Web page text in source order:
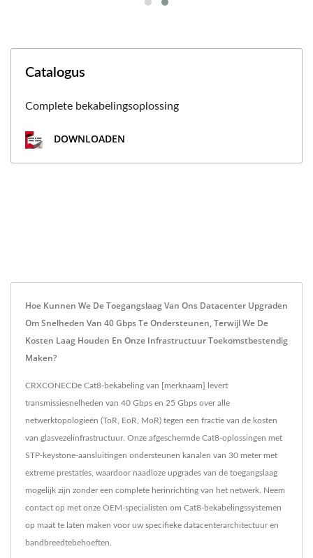
Catalogus
Complete bekabelingsoplossing
DOWNLOADEN
Hoe Kunnen We De Toegangslaag Van Ons Datacenter Upgraden
Om Snelheden Van 40 Gbps Te Ondersteunen, Terwijl We De
Kosten Laag Houden En Onze Infrastructuur Toekomstbestendig
Maken?
CRXCONECDe Cat8-bekabeling van [merknaam] levert
transmissiesnelheden van 40 Gbps en 25 Gbps over alle
netwerktopologieën (ToR, EoR, MoR) tegen een fractie van de kosten
van glasvezelinfrastructuur. Onze afgeschermde Cat8-oplossingen met
STP-keystone-aansluitingen ondersteunen kanalen van 30 meter met
extreme prestaties, waardoor naadloze upgrades van de toegangslaag
mogelijk zijn zonder een complete herinrichting van het netwerk. Neem
contact op met onze OEM-specialisten om Cat8-bekabelingssystemen
op maat te laten maken voor uw specifieke datacenterarchitectuur en
bandbreedtebehoeften.